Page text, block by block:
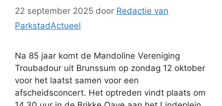
22 september 2025 door Redactie van
ParkstadActueel
Na 85 jaar komt de Mandoline Vereniging
Troubadour uit Brunssum op zondag 12 oktober
voor het laatst samen voor een
afscheidsconcert. Het optreden vindt plaats om